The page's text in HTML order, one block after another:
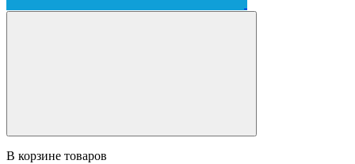
В корзине товаров